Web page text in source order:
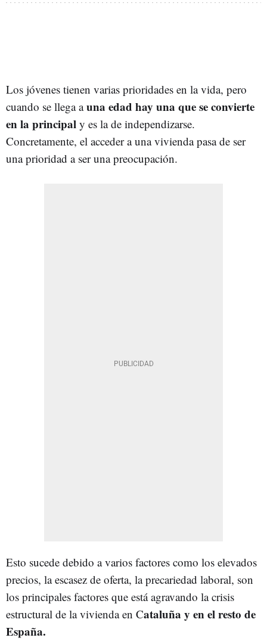
Los jóvenes tienen varias prioridades en la vida, pero
cuando se llega auna edad hay una que se convierte
en la principal y es la de independizarse.
Concretamente, el acceder a una vivienda pasa de ser
una prioridad a ser una preocupación.
Esto sucede debido a varios factores como los elevados
precios, la escasez de oferta, la precariedad laboral, son
los principales factores que está agravando la crisis
estructural de la vivienda en Cataluña y en el resto de
España.